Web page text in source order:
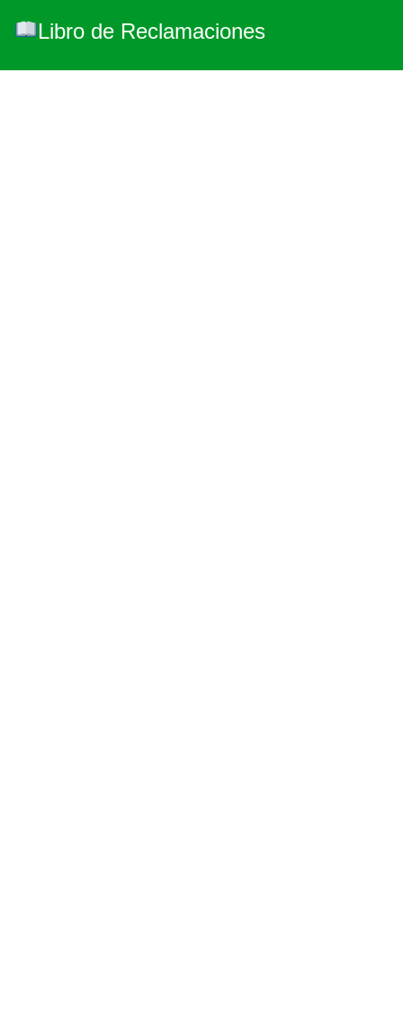
Libro de Reclamaciones